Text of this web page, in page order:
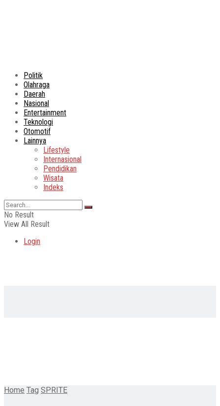
Politik
Olahraga
Daerah
Nasional
Entertainment
Teknologi
Otomotif
Lainnya
Lifestyle
Internasional
Pendidikan
Wisata
Indeks
No Result
View All Result
Login
Home Tag SPRITE